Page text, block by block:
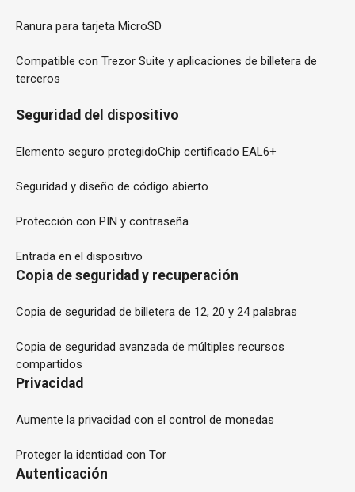
Ranura para tarjeta MicroSD
Compatible con Trezor Suite y aplicaciones de billetera de
terceros
Seguridad del dispositivo
Elemento seguro protegidoChip certificado EAL6+
Seguridad y diseño de código abierto
Protección con PIN y contraseña
Entrada en el dispositivo
Copia de seguridad y recuperación
Copia de seguridad de billetera de 12, 20 y 24 palabras
Copia de seguridad avanzada de múltiples recursos
compartidos
Privacidad
Aumente la privacidad con el control de monedas
Proteger la identidad con Tor
Autenticación